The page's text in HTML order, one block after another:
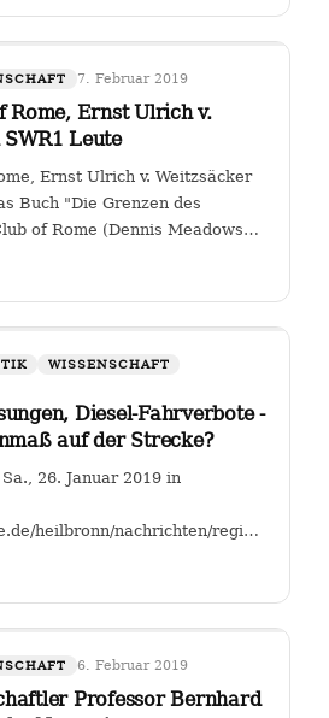
7. Februar 2019
Rome, Ernst Ulrich v.
Leute
Ernst Ulrich v. Weitzsäcker
Buch "Die Grenzen des
of Rome (Dennis Meadows
WISSENSCHAFT
Diesel-Fahrverbote -
auf der Strecke?
26. Januar 2019 in
heilbronn/nachrichten/region/
6. Februar 2019
Professor Bernhard